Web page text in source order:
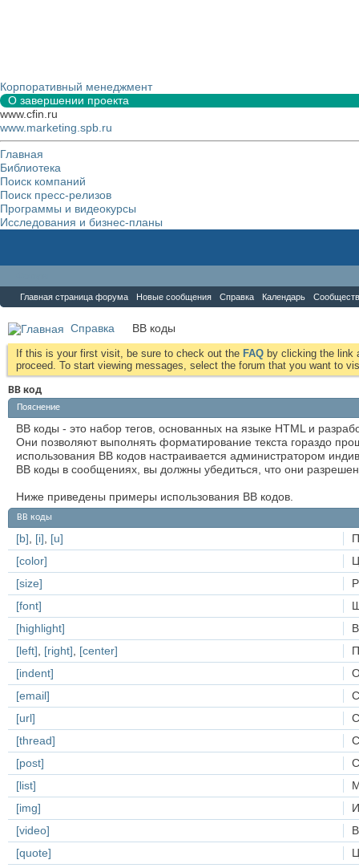
Корпоративный менеджмент
О завершении проекта
www.cfin.ru
www.marketing.spb.ru
Главная
Библиотека
Поиск компаний
Поиск пресс-релизов
Программы и видеокурсы
Исследования и бизнес-планы
Главная страница форума Новые сообщения Справка Календарь
Справка BB коды
If this is your first visit, be sure to check out the FAQ by clicking the link
proceed. To start viewing messages, select the forum that you want to
BB код
Пояснение
BB коды - это набор тегов, основанных на языке HTML и
Они позволяют выполнять форматирование текста гораздо
использования BB кодов настраивается администратором
BB коды в сообщениях, вы должны убедиться, что они
Ниже приведены примеры использования BB кодов.
BB коды
[b] [i]
[u]
[color]
[size]
[font]
[highlight]
[left] [right]
[center]
[indent]
[email]
[url]
[thread]
[post]
[list]
[img]
[video]
[quote]